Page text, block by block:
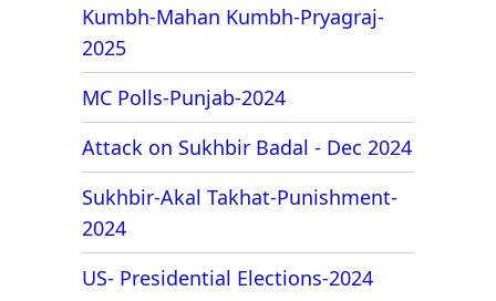
Kumbh-Mahan Kumbh-Pryagraj-
2025
MC Polls-Punjab-2024
Attack on Sukhbir Badal - Dec 2024
Sukhbir-Akal Takhat-Punishment-
2024
US- Presidential Elections-2024